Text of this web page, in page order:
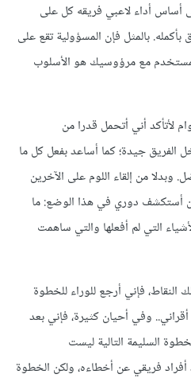
أساس أداء لاعبي فريقه كل على
بالمثل فإن المسؤولية تقع على
مع مرؤوسيك هو الأسلوب
لأتأكد أني أتحمل قدرا من
الفريق جيدة؛ كما أساعد بفعل كل ما
وبدلا من إلقاء اللوم على الآخرين
أستكشف دوري في هذا الوضع: ما
التي لم أفعلها والتي ساهمت
فإني أرجع للوراء للخطوة
وفي أحيان كثيرة، فإني بعد
السليمة التالية ليست
أفراد فريقي عن أخطاءه، ولكن الخطوة